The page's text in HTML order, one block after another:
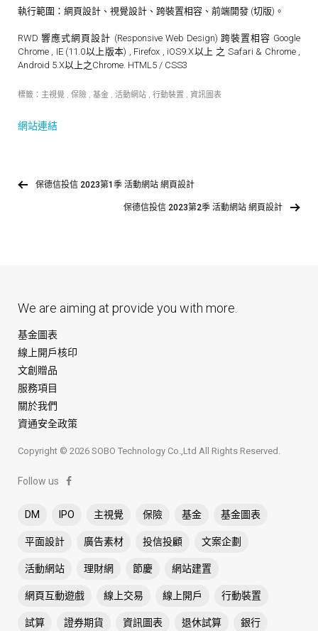
執行範圍：網頁設計、視覺設計、跨裝置相容、前端開發 (切版)。
RWD 響應式網頁設計 (Responsive Web Design) 跨裝置相容 Google
Chrome , IE (11.0以上版本) , Firefox , iOS9.X以上 之 Safari & Chrome ,
Android 5.X以上之Chrome. HTML5 / CSS3
標籤： 主視覺 , 保險 , 基金 , 活動網站 , 行動裝置 , 資訊圖表
網站連結
保德信投信 2023第1季 活動網站 網頁設計
保德信投信 2023第2季 活動網站 網頁設計
We are aiming at provide you with more.
基金圖表
線上開戶核印
文創贈品
服務項目
關於我們
資通安全政策
Copyright © 2026 SOBO Technology Co.,Ltd All Rights Reserved.
Follow us
DM IPO 主視覺 保險 基金 基金圖表
平面設計 廣告素材 投信投顧 文案企劃
活動網站 理財網 節慶 網站建置
網頁互動遊戲 線上交易 線上開戶 行動裝置
試算 證券期貨 資訊圖表 退休試算 銀行